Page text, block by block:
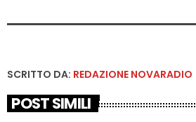
SCRITTO DA: REDAZIONE NOVARADIO
POST SIMILI